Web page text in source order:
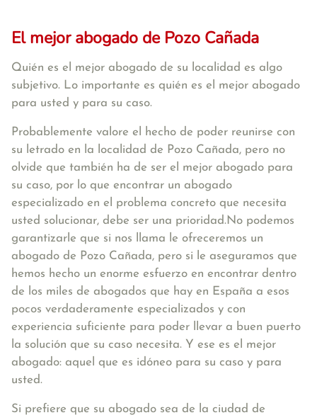
El mejor abogado de Pozo Cañada
Quién es el mejor abogado de su localidad es algo
subjetivo. Lo importante es quién es el mejor abogado
para usted y para su caso.
Probablemente valore el hecho de poder reunirse con
su letrado en la localidad de Pozo Cañada, pero no
olvide que también ha de ser el mejor abogado para
su caso, por lo que encontrar un abogado
especializado en el problema concreto que necesita
usted solucionar, debe ser una prioridad.No podemos
garantizarle que si nos llama le ofreceremos un
abogado de Pozo Cañada, pero si le aseguramos que
hemos hecho un enorme esfuerzo en encontrar dentro
de los miles de abogados que hay en España a esos
pocos verdaderamente especializados y con
experiencia suficiente para poder llevar a buen puerto
la solución que su caso necesita. Y ese es el mejor
abogado: aquel que es idóneo para su caso y para
usted.
Si prefiere que su abogado sea de la ciudad de